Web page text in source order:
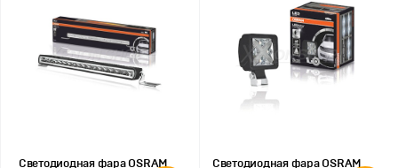
Светодиодная фара OSRAM
Светодиодная фара OSRAM